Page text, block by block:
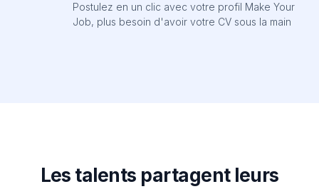
Postulez en un clic avec votre profil Make Your
Job, plus besoin d'avoir votre CV sous la main
Les talents partagent leurs